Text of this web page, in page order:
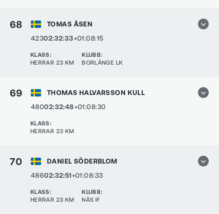
68
TOMAS ÅSEN
42302:32:33+01:08:15
KLASS:
HERRAR 23 KM
KLUBB:
BORLÄNGE LK
69
THOMAS HALVARSSON KULL
48002:32:48+01:08:30
KLASS:
HERRAR 23 KM
70
DANIEL SÖDERBLOM
48602:32:51+01:08:33
KLASS:
HERRAR 23 KM
KLUBB:
NÅS IF